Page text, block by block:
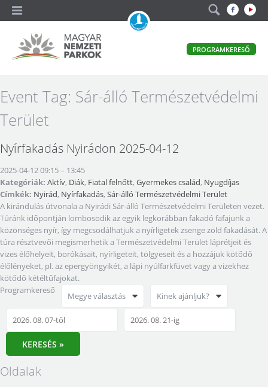
hivatalos
honlapja
Magyar
Nemzeti
PROGRAMKERESŐ
Event Tag: Sár-álló Természetvédelmi
Terület
Nyírfakadás Nyirádon 2025-04-12
2025-04-12 09:15– 13:45
Kategóriák: Aktív, Diák, Fiatal felnőtt, Gyermekes család, Nyugdíjas
Címkék: Nyirád, Nyírfakadás, Sár-álló Természetvédelmi Terület
A kirándulás útvonala a Nyirádi Sár-álló Természetvédelmi Területen vezet.
Túránk időpontján lombosodik az egyik legkorábban fakadó fafajunk a
közönséges nyír, így megcsodálhatjuk a nyírligetek zsenge zöld fakadását. A
túra résztvevői megismerhetik a Természetvédelmi Terület láprétjeit és
vizes élőhelyeit, borókásait, nyírligeteit, tölgyeseit és a hozzájuk kötődő
élőlényeket, pl. az epergyöngyikét, a lápi nyúlfarkfüvet vagy a vizekhez
kötődő kétéltűfajokat.
Programkereső
Megye választás Kinek ajánljuk?
KERESÉS »
Oldalak